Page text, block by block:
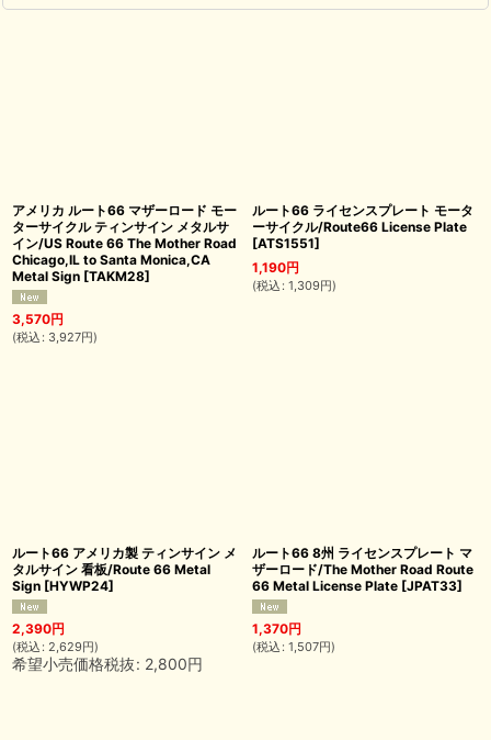
アメリカ ルート66 マザーロード モー
ターサイクル ティンサイン メタルサ
イン/US Route 66 The Mother Road
Chicago,IL to Santa Monica,CA
Metal Sign [TAKM28]
3,570円
(税込 : 3,927円)
ルート66 ライセンスプレート モータ
ーサイクル/Route66 License Plate
[ATS1551]
1,190円
(税込 : 1,309円)
ルート66 アメリカ製 ティンサイン メ
タルサイン 看板/Route 66 Metal
Sign [HYWP24]
2,390円
(税込 : 2,629円)
希望小売価格税抜: 2,800円
ルート66 8州 ライセンスプレート マ
ザーロード/The Mother Road Route
66 Metal License Plate [JPAT33]
1,370円
(税込 : 1,507円)